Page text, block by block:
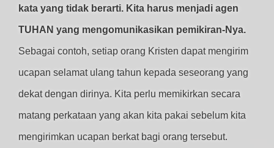
kata yang tidak berarti. Kita harus menjadi agen
TUHAN yang mengomunikasikan pemikiran-Nya.
Sebagai contoh, setiap orang Kristen dapat mengirim
ucapan selamat ulang tahun kepada seseorang yang
dekat dengan dirinya. Kita perlu memikirkan secara
matang perkataan yang akan kita pakai sebelum kita
mengirimkan ucapan berkat bagi orang tersebut.